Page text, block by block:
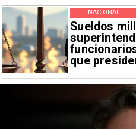
Sueldos
que
NACIONAL